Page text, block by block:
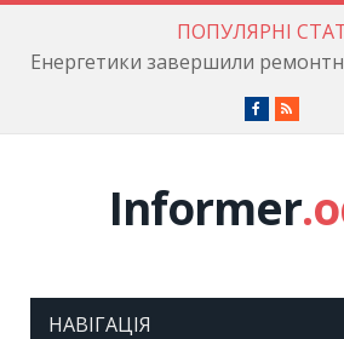
ПОПУЛЯРНІ
Facebook
RSS
Informer
НАВІГАЦІЯ